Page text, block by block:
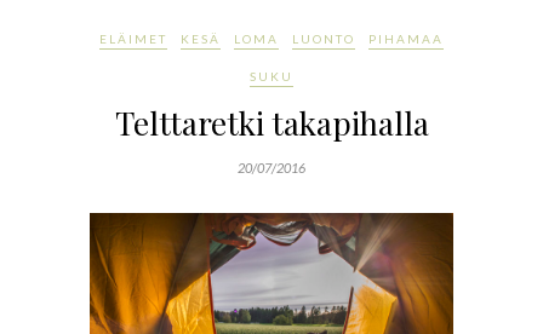
ELÄIMET KESÄ LOMA LUONTO PIHAMAA
SUKU
Telttaretki takapihalla
20/07/2016